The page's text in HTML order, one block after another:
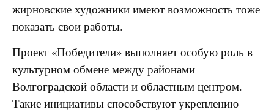
жирновские художники имеют возможность тоже
показать свои работы.
Проект «Победители» выполняет особую роль в
культурном обмене между районами
Волгоградской области и областным центром.
Такие инициативы способствуют укреплению